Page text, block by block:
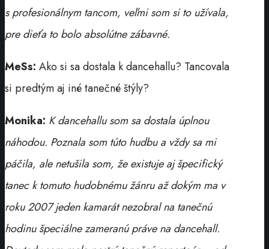
s profesionálnym tancom, veľmi som si to užívala,
pre dieťa to bolo absolútne zábavné.
MeSs: Ako si sa dostala k dancehallu? Tancovala
si predtým aj iné tanečné štýly?
Monika: K dancehallu som sa dostala úplnou
náhodou. Poznala som túto hudbu a vždy sa mi
páčila, ale netušila som, že existuje aj špecifický
tanec k tomuto hudobnému žánru až dokým ma v
roku 2007 jeden kamarát nezobral na tanečnú
hodinu špeciálne zameranú práve na dancehall.